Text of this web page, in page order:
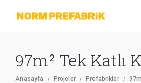
97m² Tek Katlı
Anasayfa Projeler Prefabrikler